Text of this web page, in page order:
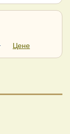
Цене